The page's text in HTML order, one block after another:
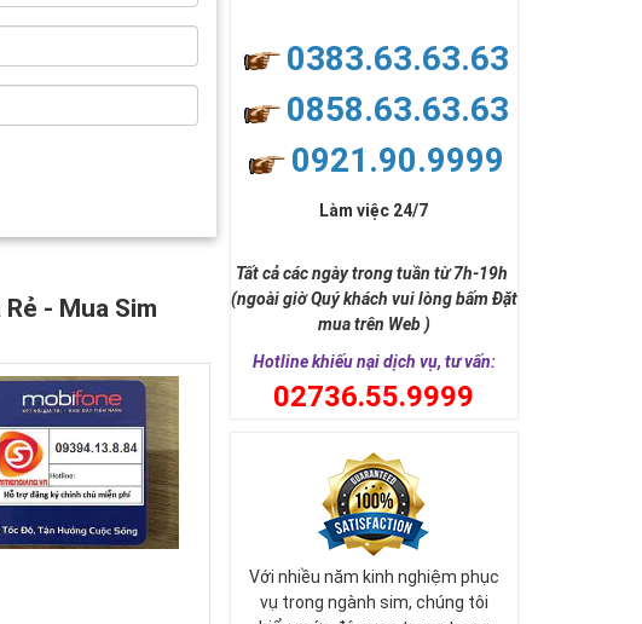
- Mua Sim
0383.63.63.63
0858.63.63.63
0921.90.9999
Làm việc 24/7
Tất cả các ngày trong tuần từ 7h-19h
(ngoài giờ Quý khách vui lòng bấm Đặt
mua trên Web )
Hotline khiếu nại dịch vụ, tư vấn:
02736.55.9999
Với nhiều năm kinh nghiệm phục
vụ trong ngành sim, chúng tôi